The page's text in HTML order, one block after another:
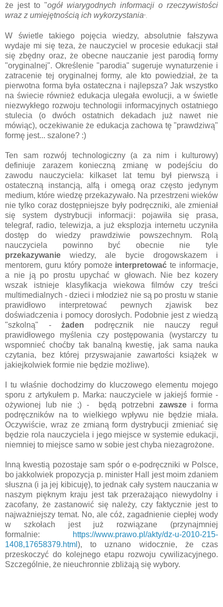
że jest to "ogół wiarygodnych informacji o rzeczywistości
wraz z umiejętnością ich wykorzystania".
W świetle takiego pojęcia wiedzy, absolutnie fałszywa
wydaje mi się teza, że nauczyciel w procesie edukacji stał
się zbędny oraz, że obecne nauczanie jest parodią formy
"oryginalnej". Określenie "parodia" sugeruje wynaturzenie i
zatracenie tej oryginalnej formy, ale kto powiedział, że ta
pierwotna forma była ostateczna i najlepsza? Jak wszystko
na świecie również edukacja ulegała ewolucji, a w świetle
niezwykłego rozwoju technologii informacyjnych ostatniego
stulecia (o dwóch ostatnich dekadach już nawet nie
mówiąc), oczekiwanie że edukacja zachowa tę "prawdziwą"
formę jest... szalone? :)
Ten sam rozwój technologiczny (a za nim i kulturowy)
definiuje zarazem konieczną zmianę w podejściu do
zawodu nauczyciela: kilkaset lat temu był pierwszą i
ostateczną instancją, alfą i omegą oraz często jedynym
medium, które wiedzę przekazywało. Na przestrzeni wieków
nie tylko coraz dostępniejsze były podręczniki, ale zmieniał
się system dystrybucji informacji: pojawiła się prasa,
telegraf, radio, telewizja, a już eksplozja internetu uczyniła
dostęp do wiedzy prawdziwie powszechnym. Rolą
nauczyciela powinno być obecnie nie tyle
przekazywanie wiedzy, ale bycie drogowskazem i
mentorem, guru który pomoże interpretować te informacje,
a nie ją po prostu upychać w głowach. Nie bez kozery
wszak istnieje klasyfikacja wiekowa filmów czy treści
multimedialnych - dzieci i młodzież nie są po prostu w stanie
prawidłowo interpretować pewnych zjawisk bez
doświadczenia i pomocy dorosłych. Podobnie jest z wiedzą
"szkolną" - żaden podręcznik nie nauczy reguł
prawidłowego myślenia czy postępowania (wystarczy tu
wspomnieć choćby tak banalną kwestię, jak sama nauka
czytania, bez której przyswajanie zawartości książek w
jakiejkolwiek formie nie będzie możliwe).
I tu właśnie dochodzimy do kluczowego elementu mojego
sporu z artykułem p. Marka: nauczyciele w jakiejś formie -
ożywionej lub nie ;) - będą potrzebni zawszei forma
podręczników na to wielkiego wpływu nie będzie miała.
Oczywiście, wraz ze zmianą form dystrybucji zmieniać się
będzie rola nauczyciela i jego miejsce w systemie edukacji,
niemniej to miejsce samo w sobie jest chyba niezagrożone.
Inną kwestią pozostaje sam spór o e-podręczniki w Polsce,
bo jakkolwiek propozycja p. minister Hall jest moim zdaniem
słuszna (i ja jej kibicuję), to jednak cały system nauczania w
naszym pięknym kraju jest tak przerażająco niewydolny i
zacofany, że zastanowić się należy, czy faktycznie jest to
najważniejszy temat. No, ale cóż, zagadnienie ciepłej wody
w szkołach jest już rozwiązane (przynajmniej
formalnie:
https://www.prawo.pl/akty/dz-u-2010-215-
1408,17658379.html ), to uznano widocznie, że czas
przeskoczyć do kolejnego etapu rozwoju cywilizacyjnego.
Szczególnie, że nieuchronnie zbliżają się wybory.